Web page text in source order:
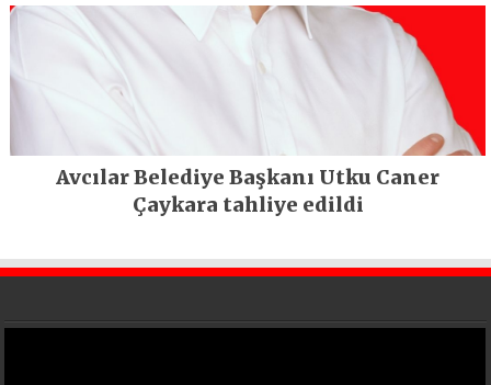
Avcılar Belediye Başkanı Utku Caner
Çaykara tahliye edildi